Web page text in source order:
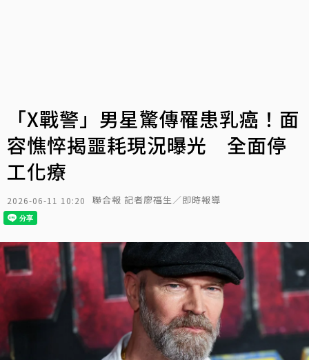
「X戰警」男星驚傳罹患乳癌！面
容憔悴揭噩耗現況曝光 全面停
工化療
2026-06-11 10:20 聯合報 記者廖福生／即時報導